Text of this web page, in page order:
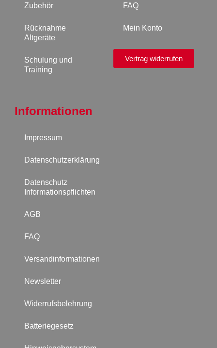
Zubehör
Rücknahme
Altgeräte
Schulung und
Training
FAQ
Mein Konto
Vertrag widerrufen
Informationen
Impressum
Datenschutzerklärung
Datenschutz
Informationspflichten
AGB
FAQ
Versandinformationen
Newsletter
Widerrufsbelehrung
Batteriegesetz